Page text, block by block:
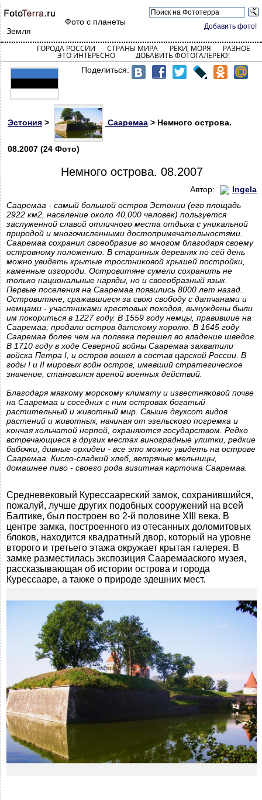
Добавить фото!
Фото с планеты
Земля
ГОРОДА РОССИИ СТРАНЫ МИРА РЕКИ, МОРЯ РАЗНОЕ
ЭТО ИНТЕРЕСНО ДОБАВИТЬ ФОТОГАЛЕРЕЮ!
Поделиться:
Эстония > Сааремаа > Немного острова.
08.2007 (24 Фото)
Немного острова. 08.2007
Автор:
Ingela
Сааремаа - самый большой остров Эстонии (его площадь
2922 км2, население около 40,000 человек) пользуется
заслуженной славой отличного места отдыха с уникальной
природой и многочисленными достопримечательностями.
Сааремаа сохранил своеобразие во многом благодаря своему
островному положению. В старинных деревнях по сей день
можно увидеть крытые тростниковой крышей постройки,
каменные изгороди. Островитяне сумели сохранить не
только национальные наряды, но и своеобразный язык.
Первые поселения на Сааремаа появились 8000 лет назад.
Островитяне, сражавшиеся за свою свободу с датчанами и
немцами - участниками крестовых походов, вынуждены были
им покориться в 1227 году. В 1559 году немцы, правившие на
Сааремаа, продали остров датскому королю. В 1645 году
Сааремаа более чем на полвека перешел во владение шведов.
В 1710 году в ходе Северной войны Сааремаа захватили
войска Петра I, и остров вошел в состав царской России. В
годы I и II мировых войн остров, имевший стратегическое
значение, становился ареной военных действий.
Благодаря мягкому морскому климату и известняковой почве
на Сааремаа и соседних с ним островах богатый
растительный и животный мир. Свыше двухсот видов
растений и животных, начиная от эзельского погремка и
кончая кольчатой нерпой, охраняются государством. Редко
встречающиеся в других местах виноградные улитки, редкие
бабочки, дивные орхидеи - все это можно увидеть на острове
Сааремаа. Кисло-сладкий хлеб, ветряные мельницы,
домашнее пиво - своего рода визитная карточка Сааремаа.
Средневековый Курессаареский замок, сохранившийся,
пожалуй, лучше других подобных сооружений на всей
Балтике, был построен во 2-й половине XIII века. В
центре замка, построенного из отесанных доломитовых
блоков, находится квадратный двор, который на уровне
второго и третьего этажа окружает крытая галерея. В
замке разместилась экспозиция Сааремааского музея,
рассказывающая об истории острова и города
Курессааре, а также о природе здешних мест.